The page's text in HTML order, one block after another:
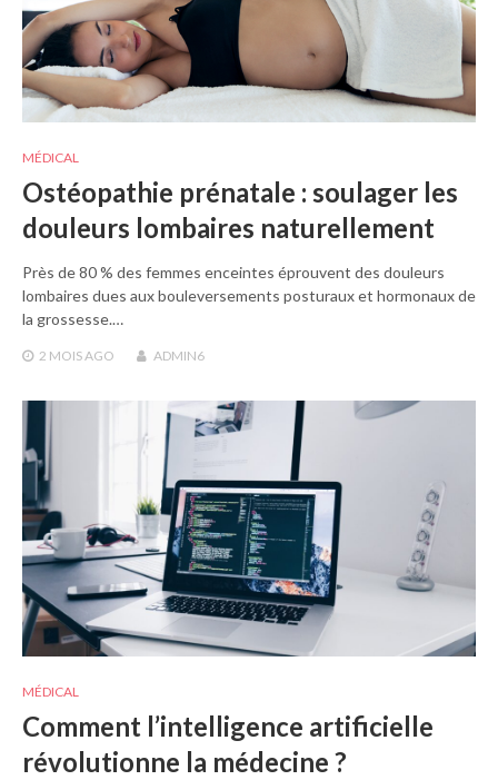
MÉDICAL
Ostéopathie prénatale : soulager les
douleurs lombaires naturellement
Près de 80 % des femmes enceintes éprouvent des douleurs
lombaires dues aux bouleversements posturaux et hormonaux de
la grossesse.…
2 MOISAGO ADMIN6
MÉDICAL
Comment l’intelligence artificielle
révolutionne la médecine ?